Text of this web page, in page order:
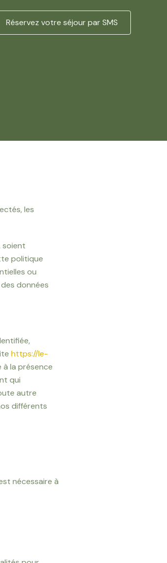
Réservez votre séjour par SMS
les
soient
politique
ou
données
https://le-
la présence
qui
autre
différents
nécessaire à